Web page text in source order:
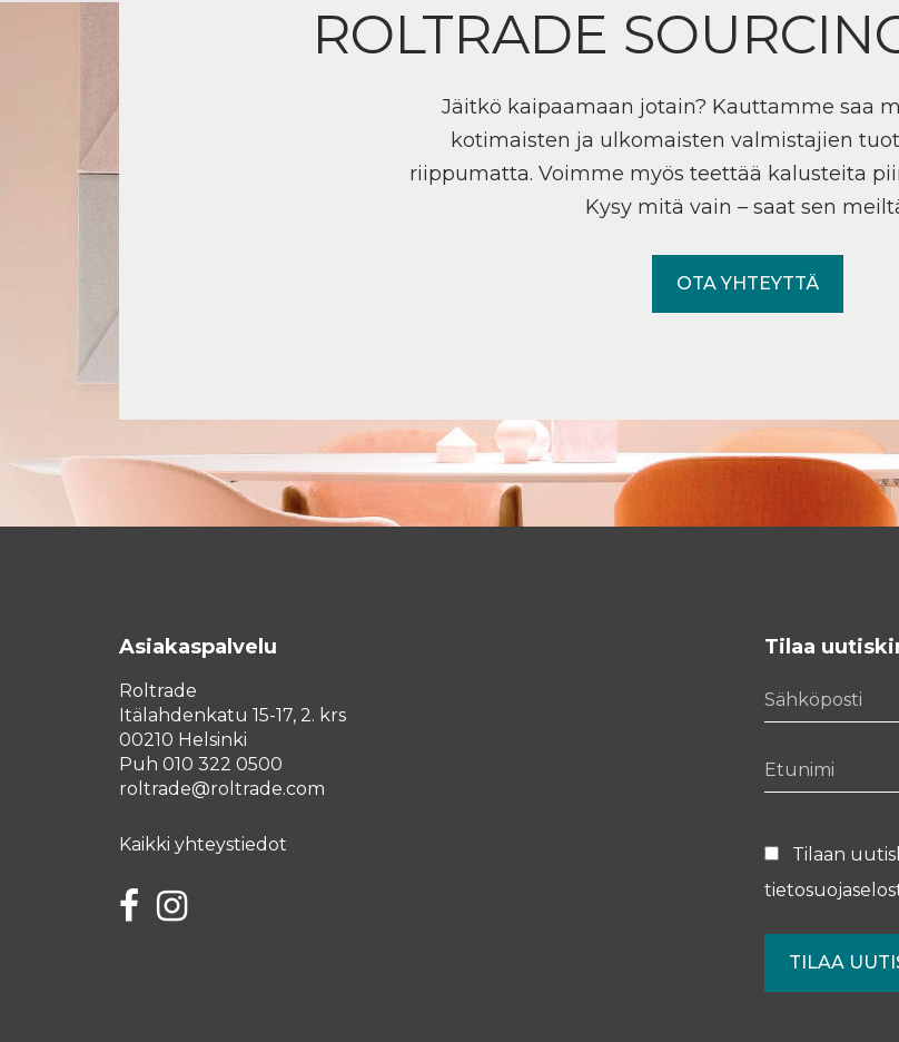
ROLTRADE
Jäitkö kaipaamaan jotain? Kauttamme saa
kotimaisten ja ulkomaisten valmistajien
riippumatta. Voimme myös teettää kalusteita
Kysy mitä vain – saat sen
OTA YHTEYTTÄ
Asiakaspalvelu
Roltrade
Itälahdenkatu 15-17, 2. krs
00210 Helsinki
Puh 010 322 0500
roltrade@roltrade.com
Kaikki yhteystiedot
FacebookInstagram
Tilaa
Tilaan